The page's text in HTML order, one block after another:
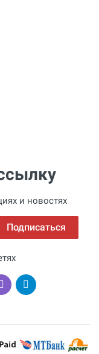
и новостях
Подписаться